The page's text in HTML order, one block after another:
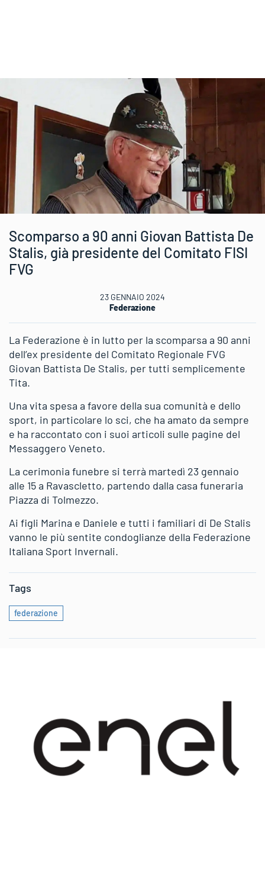
Scomparso a 90 anni Giovan Battista De
Stalis, già presidente del Comitato FISI
FVG
23 GENNAIO 2024
Federazione
La Federazione è in lutto per la scomparsa a 90 anni
dell’ex presidente del Comitato Regionale FVG
Giovan Battista De Stalis, per tutti semplicemente
Tita.
Una vita spesa a favore della sua comunità e dello
sport, in particolare lo sci, che ha amato da sempre
e ha raccontato con i suoi articoli sulle pagine del
Messaggero Veneto.
La cerimonia funebre si terrà martedì 23 gennaio
alle 15 a Ravascletto, partendo dalla casa funeraria
Piazza di Tolmezzo.
Ai figli Marina e Daniele e tutti i familiari di De Stalis
vanno le più sentite condoglianze della Federazione
Italiana Sport Invernali.
Tags
federazione